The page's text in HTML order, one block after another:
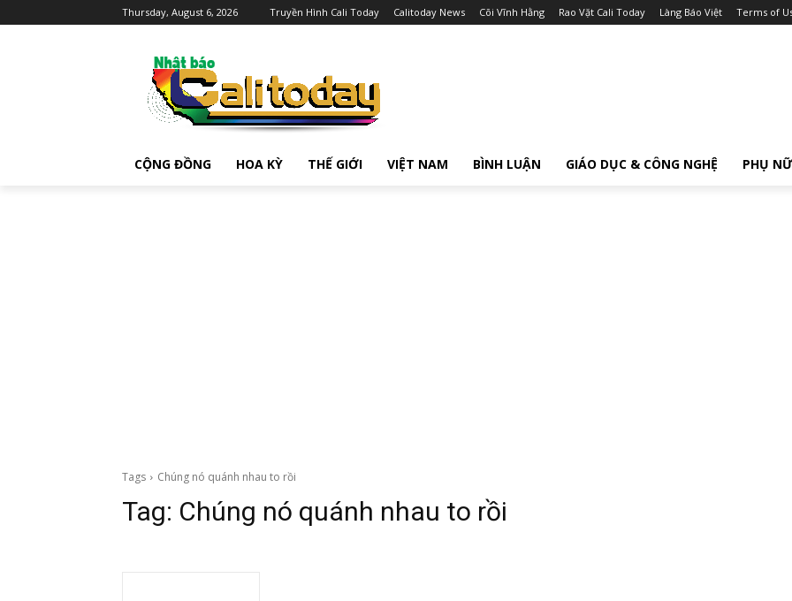
Thursday, August 6, 2026 Truyền Hình Cali Today Calitoday News Cõi Vĩnh Hằng Rao Vặt Cali Today Làng Báo Việt Terms of
CỘNG ĐỒNG HOA KỲ THẾ GIỚI VIỆT NAM BÌNH LUẬN GIÁO DỤC & CÔNG NGHỆ PHỤ NỮ
Tags Chúng nó quánh nhau to rồi
Tag: Chúng nó quánh nhau to rồi